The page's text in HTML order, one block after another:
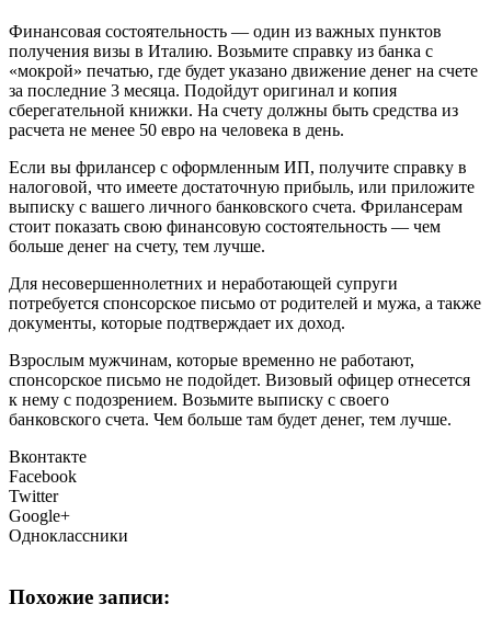
Финансовая состоятельность — один из важных пунктов
получения визы в Италию. Возьмите справку из банка с
«мокрой» печатью, где будет указано движение денег на счете
за последние 3 месяца. Подойдут оригинал и копия
сберегательной книжки. На счету должны быть средства из
расчета не менее 50 евро на человека в день.
Если вы фрилансер с оформленным ИП, получите справку в
налоговой, что имеете достаточную прибыль, или приложите
выписку с вашего личного банковского счета. Фрилансерам
стоит показать свою финансовую состоятельность — чем
больше денег на счету, тем лучше.
Для несовершеннолетних и неработающей супруги
потребуется спонсорское письмо от родителей и мужа, а также
документы, которые подтверждает их доход.
Взрослым мужчинам, которые временно не работают,
спонсорское письмо не подойдет. Визовый офицер отнесется
к нему с подозрением. Возьмите выписку с своего
банковского счета. Чем больше там будет денег, тем лучше.
Вконтакте
Facebook
Twitter
Google+
Одноклассники
Похожие записи: